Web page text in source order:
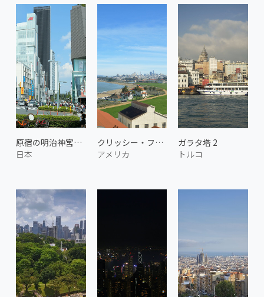
原宿の明治神宮前交差点
日本
クリッシー・フィールド
アメリカ
ガラタ塔 2
トルコ